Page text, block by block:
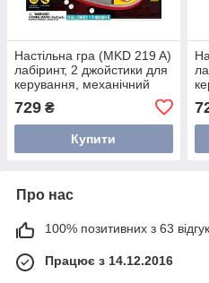
Настільна гра (MKD 219 A)
лабіринт, 2 джойстики для
керування, механічний
прапором, у коробці
729 ₴
Купити
Про нас
100% позитивних з 63
Працює з 14.12.2016